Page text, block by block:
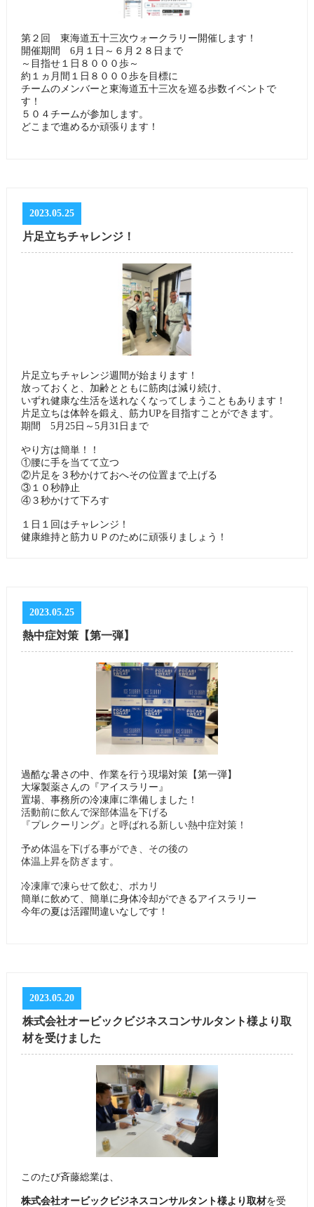
第２回 東海道五十三次ウォークラリー開催します！
開催期間 6月１日～６月２８日まで
～目指せ１日８０００歩～
約１ヵ月間１日８０００歩を目標に
チームのメンバーと東海道五十三次を巡る歩数イベントで
す！
５０４チームが参加します。
どこまで進めるか頑張ります！
2023.05.25
片足立ちチャレンジ！
片足立ちチャレンジ週間が始まります！
放っておくと、加齢とともに筋肉は減り続け、
いずれ健康な生活を送れなくなってしまうこともあります！
片足立ちは体幹を鍛え、筋力UPを目指すことができます。
期間 5月25日～5月31日まで
やり方は簡単！！
①腰に手を当てて立つ
②片足を３秒かけておへその位置まで上げる
③１０秒静止
④３秒かけて下ろす
１日１回はチャレンジ！
健康維持と筋力ＵＰのために頑張りましょう！
2023.05.25
熱中症対策【第一弾】
過酷な暑さの中、作業を行う現場対策【第一弾】
大塚製薬さんの『アイスラリー』
置場、事務所の冷凍庫に準備しました！
活動前に飲んで深部体温を下げる
『プレクーリング』
と呼ばれる新しい熱中症対策！
予め体温を下げる事ができ、その後の
体温上昇を防ぎます。
冷凍庫で凍らせて飲む、ポカリ
簡単に飲めて、簡単に身体冷却ができるアイスラリー
今年の夏は活躍間違いなしです！
2023.05.20
株式会社オービックビジネスコンサルタント様より取
材を受けました
このたび斉藤総業は、
株式会社オービックビジネスコンサルタント様より取材を受